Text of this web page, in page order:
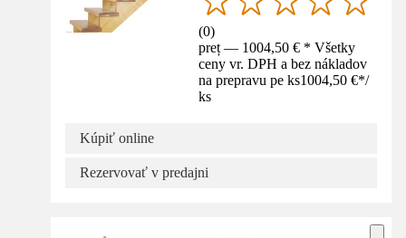
(0)
preț — 1004,50 € * Všetky
ceny vr. DPH a bez nákladov
na prepravu pe ks1004,50 €*/
ks
Kúpiť online
Rezervovať v predajni